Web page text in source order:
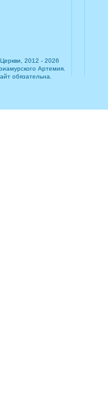
2012 - 2026
Артемия.
обязательна.